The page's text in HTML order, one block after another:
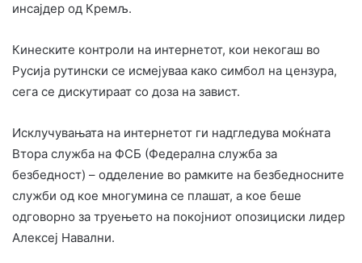
инсајдер од Кремљ.
Кинеските контроли на интернетот, кои некогаш во
Русија рутински се исмејуваа како симбол на цензура,
сега се дискутираат со доза на завист.
Исклучувањата на интернетот ги надгледува моќната
Втора служба на ФСБ (Федерална служба за
безбедност) – одделение во рамките на безбедносните
служби од кое многумина се плашат, а кое беше
одговорно за труењето на покојниот опозициски лидер
Алексеј Навални.